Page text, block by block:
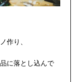
作り、
に落とし込んで